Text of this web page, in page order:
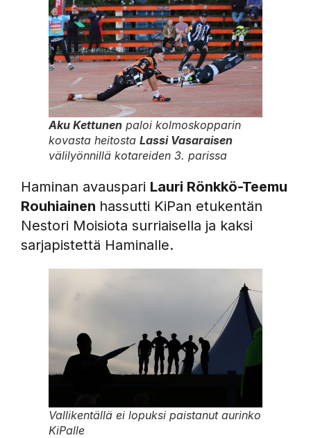
Aku Kettunen paloi kolmoskopparin
kovasta heitosta Lassi Vasaraisen
välilyönnillä kotareiden 3. parissa
Haminan avauspari Lauri Rönkkö-Teemu
Rouhiainen hassutti KiPan etukentän
Nestori Moisiota surriaisella ja kaksi
sarjapistettä Haminalle.
Vallikentällä ei lopuksi paistanut aurinko
KiPalle